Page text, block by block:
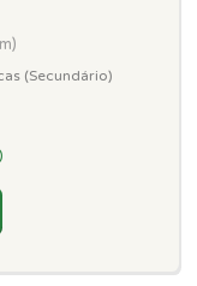
(Secundário)